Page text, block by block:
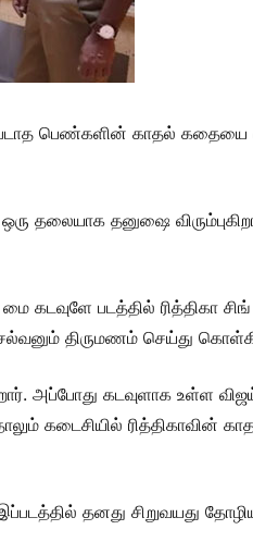
பெண்களின் காதல் கதையை
தலையாக தனுஷை
கடவுளே படத்தில் ரித்திகா
திருமணம் செய்து
அப்போது கடவுளாக உள்ள விஜய்
கடைசியில் ரித்திகாவின்
தனது சிறுவயது